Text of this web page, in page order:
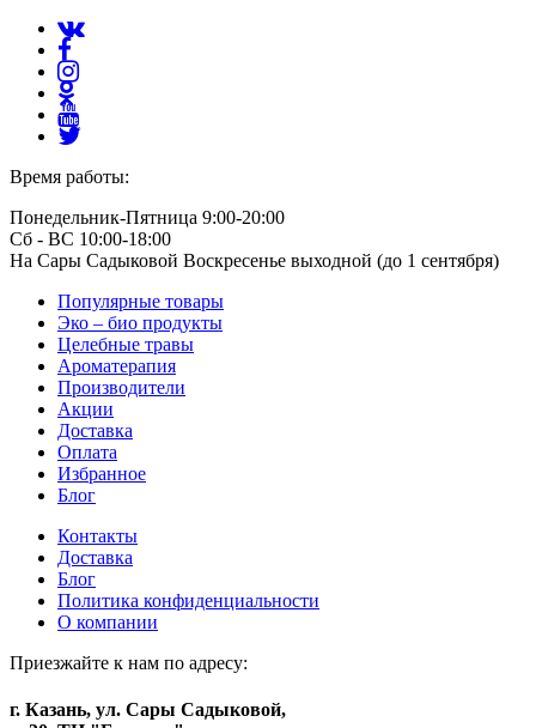
Время работы:
Понедельник-Пятница 9:00-20:00
Сб - ВС 10:00-18:00
На Сары Садыковой Воскресенье выходной (до 1 сентября)
Популярные товары
Эко – био продукты
Целебные травы
Ароматерапия
Производители
Акции
Доставка
Оплата
Избранное
Блог
Контакты
Доставка
Блог
Политика конфиденциальности
О компании
Приезжайте к нам по адресу:
г. Казань, ул. Сары Садыковой,